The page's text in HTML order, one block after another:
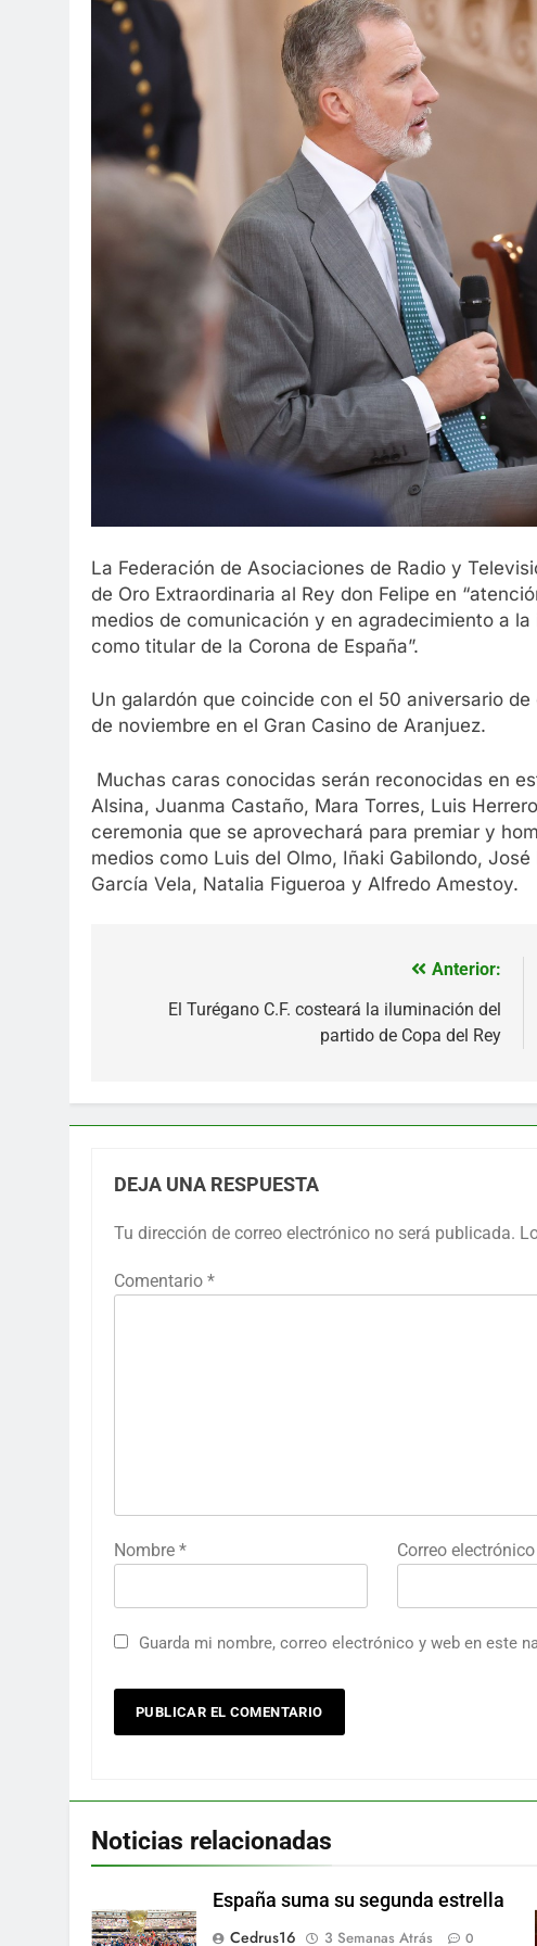
La Federación de Asociaciones de Radio y
de Oro Extraordinaria al Rey don Felipe en
medios de comunicación y en agradecimiento a
como titular de la Corona de España”.
Un galardón que coincide con el 50 aniversario
de noviembre en el Gran Casino de Aranjuez.
Muchas caras conocidas serán reconocidas en
Alsina, Juanma Castaño, Mara Torres, Luis
ceremonia que se aprovechará para premiar y
medios como Luis del Olmo, Iñaki Gabilondo,
García Vela, Natalia Figueroa y Alfredo Amestoy.
Anterior:
El Turégano C.F. costeará la iluminación del
partido de Copa del Rey
DEJA UNA RESPUESTA
Tu dirección de correo electrónico no será publicada.
Comentario *
Nombre * Correo electrónico
Guarda mi nombre, correo electrónico y web en este
Noticias relacionadas
España suma su segunda estrella
Cedrus16
3 Semanas Atrás 0